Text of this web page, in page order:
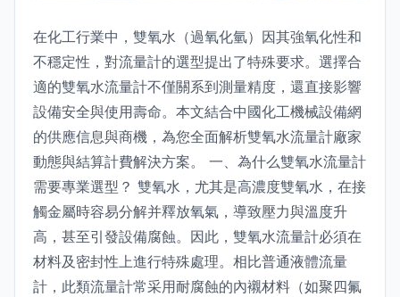
在化工行業中，雙氧水（過氧化氫）因其強氧化性和
不穩定性，對流量計的選型提出了特殊要求。選擇合
適的雙氧水流量計不僅關系到測量精度，還直接影響
設備安全與使用壽命。本文結合中國化工機械設備網
的供應信息與商機，為您全面解析雙氧水流量計廠家
動態與結算計費解決方案。 一、為什么雙氧水流量計
需要專業選型？ 雙氧水，尤其是高濃度雙氧水，在接
觸金屬時容易分解并釋放氧氣，導致壓力與溫度升
高，甚至引發設備腐蝕。因此，雙氧水流量計必須在
材料及密封性上進行特殊處理。相比普通液體流量
計，此類流量計常采用耐腐蝕的內襯材料（如聚四氟